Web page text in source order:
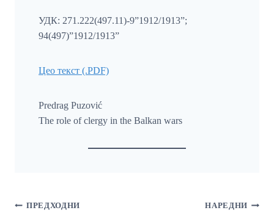
УДК: 271.222(497.11)-9”1912/1913”;
94(497)”1912/1913”
Цео текст (.PDF)
Predrag Puzović
The role of clergy in the Balkan wars
Кретање
ПРЕДХОДНИ НАРЕДНИ